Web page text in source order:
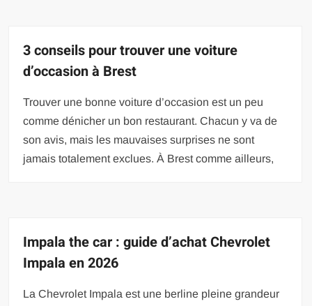
3 conseils pour trouver une voiture
d’occasion à Brest
Trouver une bonne voiture d’occasion est un peu
comme dénicher un bon restaurant. Chacun y va de
son avis, mais les mauvaises surprises ne sont
jamais totalement exclues. À Brest comme ailleurs,
Impala the car : guide d’achat Chevrolet
Impala en 2026
La Chevrolet Impala est une berline pleine grandeur